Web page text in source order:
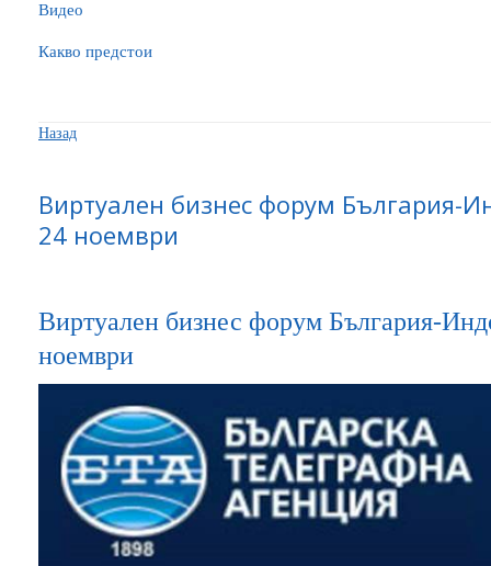
Видео
Какво предстои
Назад
Виртуален бизнес форум България-
24 ноември
Виртуален бизнес форум България-
ноември